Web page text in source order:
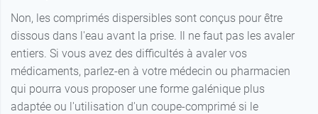
Non, les comprimés dispersibles sont conçus pour être
dissous dans l'eau avant la prise. Il ne faut pas les avaler
entiers. Si vous avez des difficultés à avaler vos
médicaments, parlez-en à votre médecin ou pharmacien
qui pourra vous proposer une forme galénique plus
adaptée ou l'utilisation d'un coupe-comprimé si le